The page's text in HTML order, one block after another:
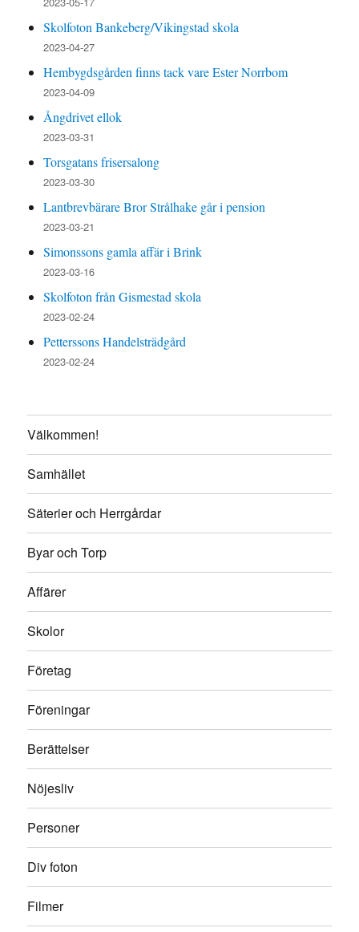
Skolfoton Bankeberg/Vikingstad skola
2023-04-27
Hembygdsgården finns tack vare Ester Norrbom
2023-04-09
Ångdrivet ellok
2023-03-31
Torsgatans frisersalong
2023-03-30
Lantbrevbärare Bror Strålhake går i pension
2023-03-21
Simonssons gamla affär i Brink
2023-03-16
Skolfoton från Gismestad skola
2023-02-24
Petterssons Handelsträdgård
2023-02-24
Välkommen!
Samhället
Säterier och Herrgårdar
Byar och Torp
Affärer
Skolor
Företag
Föreningar
Berättelser
Nöjesliv
Personer
Div foton
Filmer